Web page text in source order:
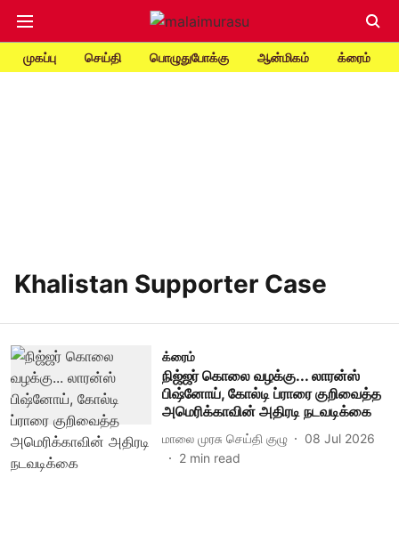
முகப்பு செய்தி பொழுதுபோக்கு ஆன்மிகம் க்ரைம்
Khalistan Supporter Case
க்ரைம்
நிஜ்ஜர் கொலை வழக்கு... லாரன்ஸ்
பிஷ்னோய், கோல்டி ப்ராரை குறிவைத்த
அமெரிக்காவின் அதிரடி நடவடிக்கை
மாலை முரசு செய்தி குழு
08 Jul 2026
2 min read